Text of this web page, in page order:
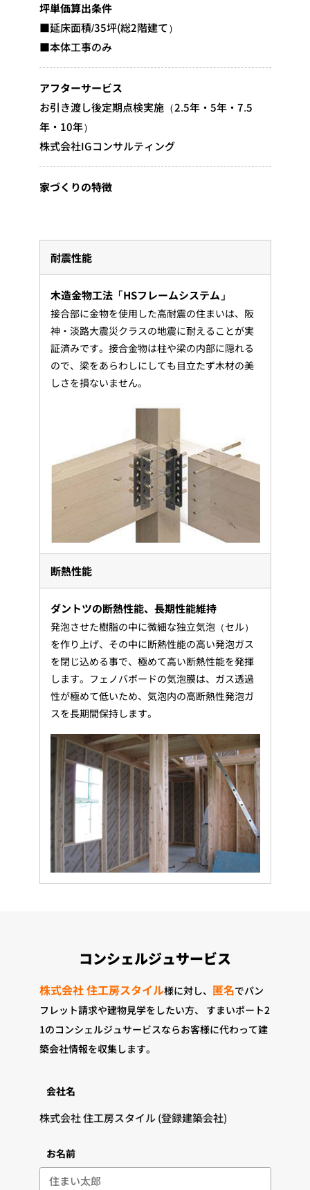
坪単価算出条件
■延床面積/35坪(総2階建て）
■本体工事のみ
アフターサービス
お引き渡し後定期点検実施（2.5年・5年・7.5
年・10年）
株式会社IGコンサルティング
家づくりの特徴
耐震性能
木造金物工法「HSフレームシステム」
接合部に金物を使用した高耐震の住まいは、阪
神・淡路大震災クラスの地震に耐えることが実
証済みです。接合金物は柱や梁の内部に隠れる
ので、梁をあらわしにしても目立たず木材の美
しさを損ないません。
断熱性能
ダントツの断熱性能、長期性能維持
発泡させた樹脂の中に微細な独立気泡（セル）
を作り上げ、その中に断熱性能の高い発泡ガス
を閉じ込める事で、極めて高い断熱性能を発揮
します。フェノバボードの気泡膜は、ガス透過
性が極めて低いため、気泡内の高断熱性発泡ガ
スを長期間保持します。
コンシェルジュサービス
株式会社 住工房スタイル様に対し、 匿名でパン
フレット請求や建物見学をしたい方、
すまいポート2
1のコンシェルジュサービスならお客様に代わって建
築会社情報を収集します。
会社名
お名前